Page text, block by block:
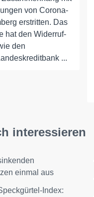
von Corona-
erstritten. Das
hat den Widerruf-
den
...
interessieren
einmal aus
Index: